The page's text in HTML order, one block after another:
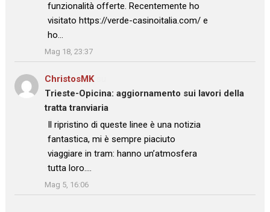
funzionalità offerte. Recentemente ho
visitato https://verde-casinoitalia.com/ e
ho…
”
Mag 18, 23:37
ChristosMKsu
Trieste-Opicina: aggiornamento sui lavori della
tratta tranviaria
: “
Il ripristino di queste linee è una notizia
fantastica, mi è sempre piaciuto
viaggiare in tram: hanno un’atmosfera
tutta loro.…
”
Mag 5, 16:06